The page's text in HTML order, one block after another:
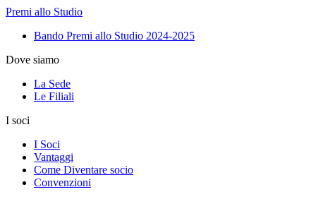
Premi allo Studio
Bando Premi allo Studio 2024-2025
Dove siamo
La Sede
Le Filiali
I soci
I Soci
Vantaggi
Come Diventare socio
Convenzioni